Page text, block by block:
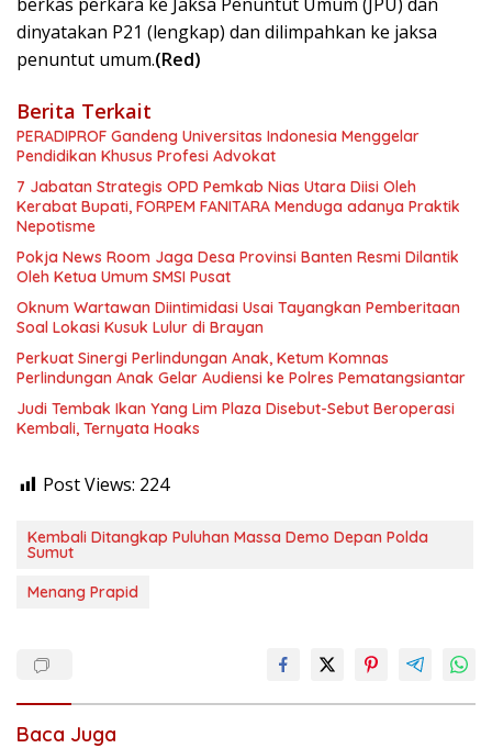
dinyatakan P21 (lengkap) dan dilimpahkan ke jaksa
penuntut umum.(Red)
Berita Terkait
PERADIPROF Gandeng Universitas Indonesia Menggelar
Pendidikan Khusus Profesi Advokat
7 Jabatan Strategis OPD Pemkab Nias Utara Diisi Oleh
Kerabat Bupati, FORPEM FANITARA Menduga adanya Praktik
Nepotisme
Pokja News Room Jaga Desa Provinsi Banten Resmi Dilantik
Oleh Ketua Umum SMSI Pusat
Oknum Wartawan Diintimidasi Usai Tayangkan Pemberitaan
Soal Lokasi Kusuk Lulur di Brayan
Perkuat Sinergi Perlindungan Anak, Ketum Komnas
Perlindungan Anak Gelar Audiensi ke Polres Pematangsiantar
Judi Tembak Ikan Yang Lim Plaza Disebut-Sebut Beroperasi
Kembali, Ternyata Hoaks
Post Views: 224
Kembali Ditangkap Puluhan Massa Demo Depan Polda
Sumut
Menang Prapid
Baca Juga